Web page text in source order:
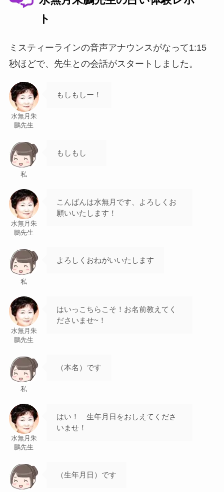
ト
ミスティーラインの音声アナウンスがなって1:15
秒ほどで、先生との会話がスタートしました。
水無月朱
鵬先生
もしもしー！
私
もしもし
水無月朱
鵬先生
こんばんは水無月です、よろしくお
願いいたします！
私
よろしくおねがいいたします
水無月朱
鵬先生
はいっこちらこそ！お名前教えてく
ださいませ~！
私
（本名）です
水無月朱
鵬先生
はい！ 生年月日をおしえてくださ
いませ！
（生年月日）です